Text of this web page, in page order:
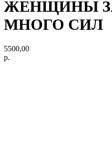
ЖЕНЩИНЫ
МНОГО СИЛ
5500,00
р.